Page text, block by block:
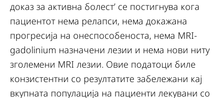
доказ за активна болест’ се постигнува кога
пациентот нема релапси, нема докажана
прогресија на онеспособеноста, нема MRI-
gadolinium назначени лезии и нема нови ниту
зголемени MRI лезии. Овие податоци биле
конзистентни со резултатите забележани кај
вкупната популација на пациенти лекувани со